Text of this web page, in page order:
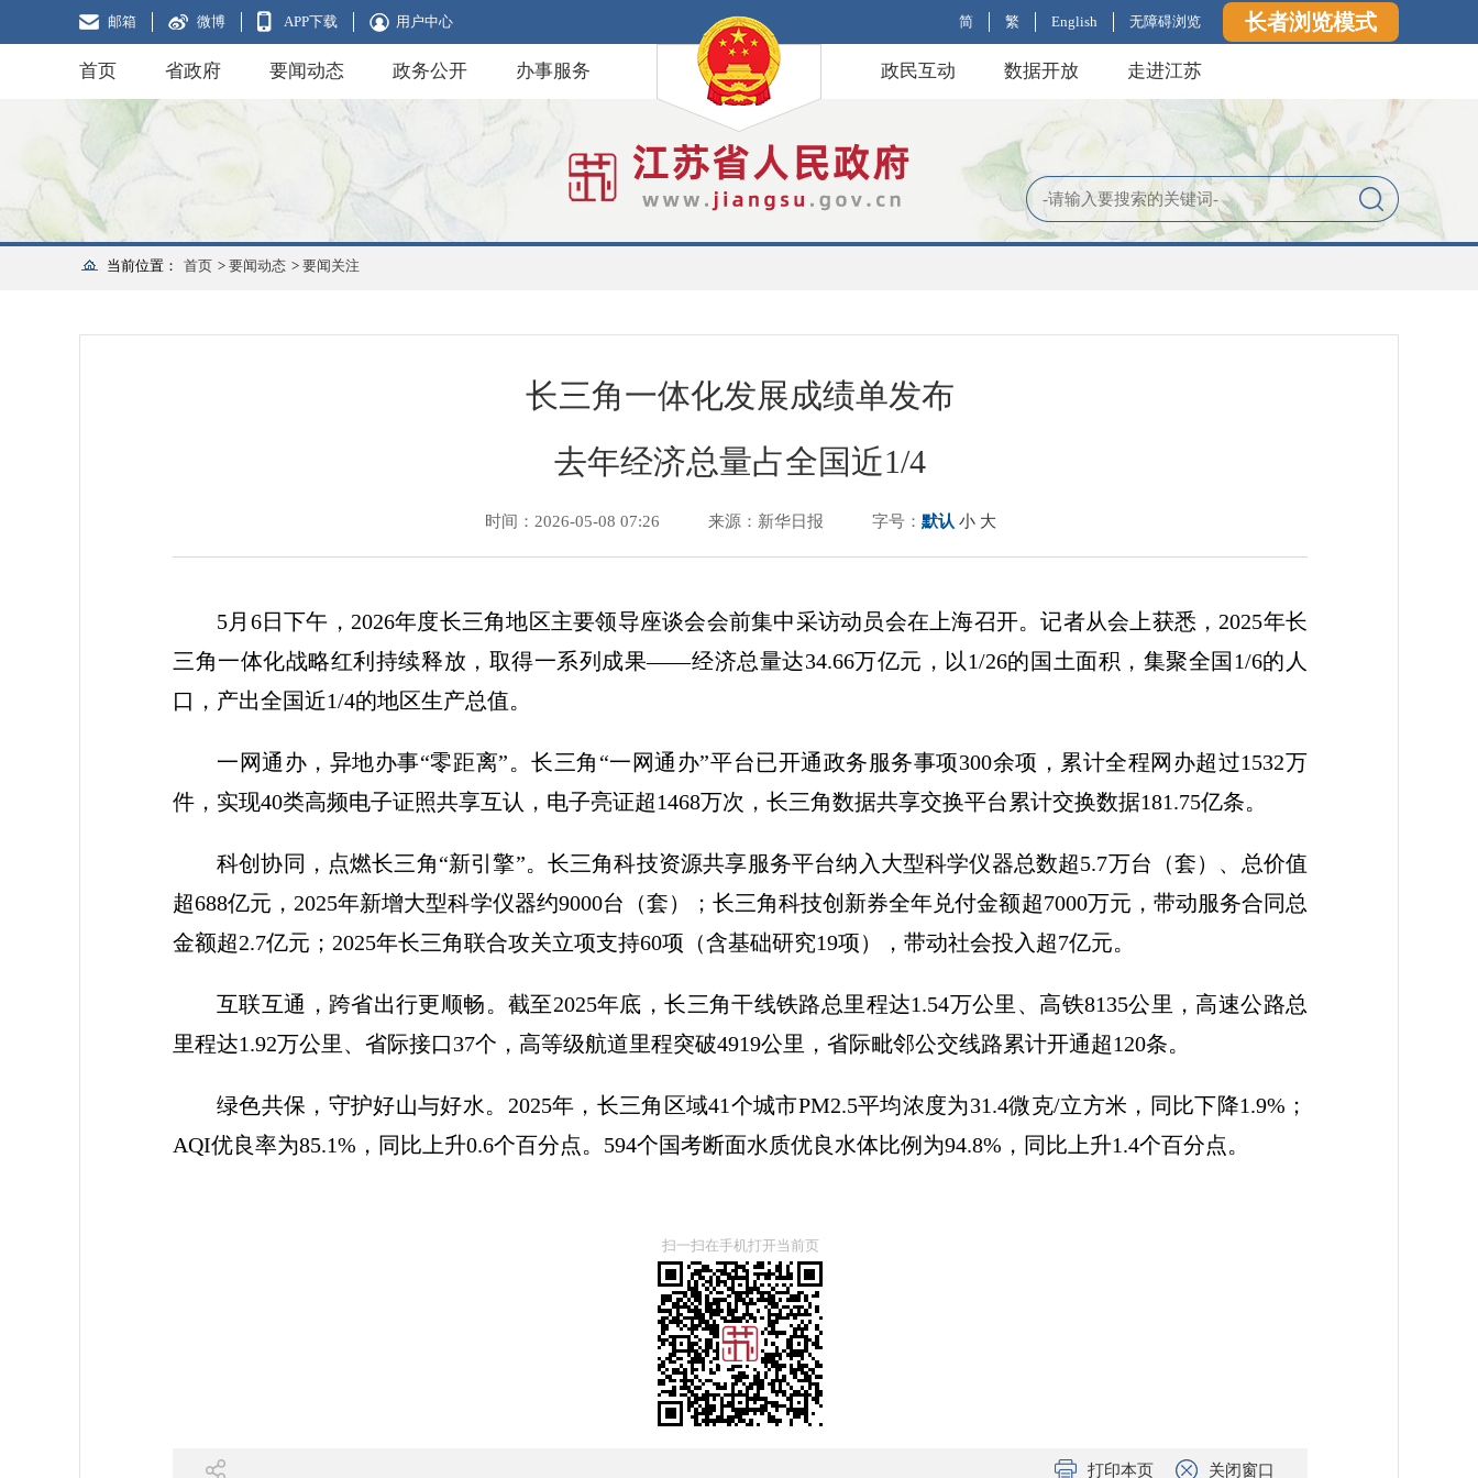
邮箱 微博 APP下载 用户中心 简 繁 English 无障碍浏览 长者浏览模式
首页 省政府 要闻动态 政务公开 办事服务 政民互动 数据开放 走进江苏
当前位置： 首页 > 要闻动态 > 要闻关注
长三角一体化发展成绩单发布
去年经济总量占全国近1/4
时间：2026-05-08 07:26 来源：新华日报 字号： 默认 小 大
5月6日下午，2026年度长三角地区主要领导座谈会会前集中采访动员会在上海召开。记者从会上获悉，2025年长
三角一体化战略红利持续释放，取得一系列成果——经济总量达34.66万亿元，以1/26的国土面积，集聚全国1/6的人
口，产出全国近1/4的地区生产总值。
一网通办，异地办事“零距离”。长三角“一网通办”平台已开通政务服务事项300余项，累计全程网办超过1532万
件，实现40类高频电子证照共享互认，电子亮证超1468万次，长三角数据共享交换平台累计交换数据181.75亿条。
科创协同，点燃长三角“新引擎”。长三角科技资源共享服务平台纳入大型科学仪器总数超5.7万台（套）、总价值
超688亿元，2025年新增大型科学仪器约9000台（套）；长三角科技创新券全年兑付金额超7000万元，带动服务合同总
金额超2.7亿元；2025年长三角联合攻关立项支持60项（含基础研究19项），带动社会投入超7亿元。
互联互通，跨省出行更顺畅。截至2025年底，长三角干线铁路总里程达1.54万公里、高铁8135公里，高速公路总
里程达1.92万公里、省际接口37个，高等级航道里程突破4919公里，省际毗邻公交线路累计开通超120条。
绿色共保，守护好山与好水。2025年，长三角区域41个城市PM2.5平均浓度为31.4微克/立方米，同比下降1.9%；
AQI优良率为85.1%，同比上升0.6个百分点。594个国考断面水质优良水体比例为94.8%，同比上升1.4个百分点。
扫一扫在手机打开当前页
打印本页 关闭窗口